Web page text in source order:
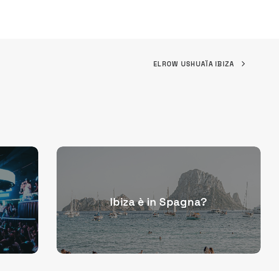
ELROW USHUAÏA IBIZA
Ibiza è in Spagna?